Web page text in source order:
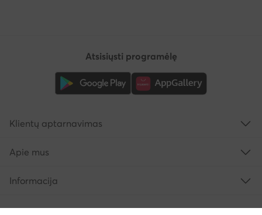
Atsisiųsti programėlę
Klientų aptarnavimas
Apie mus
Informacija